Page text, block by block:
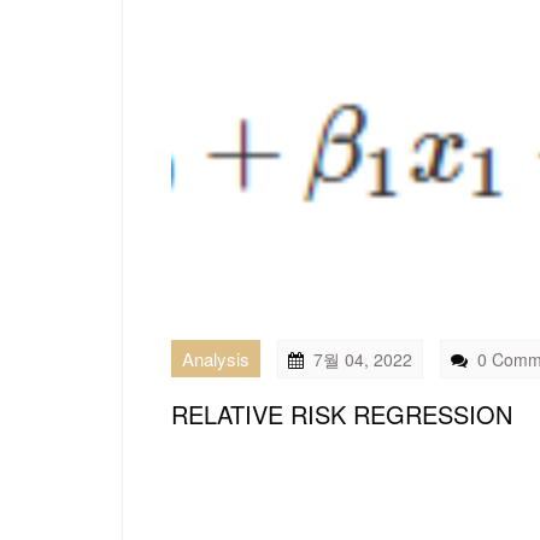
Analysis 7월 04, 2022 0
RELATIVE RISK REGRESSION